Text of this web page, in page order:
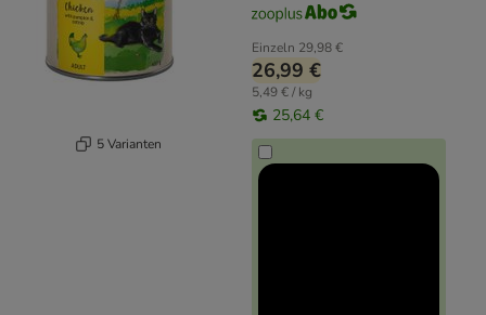
5 Varianten
Einzeln 29,98 €
26,99 €
5,49 € / kg
25,64 €